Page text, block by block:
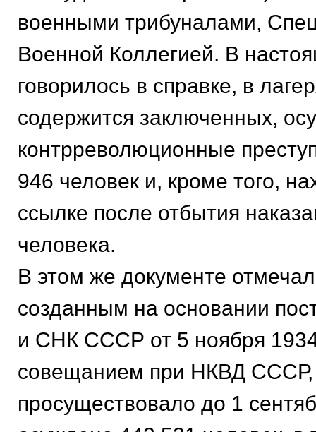
военными трибуналами,
Военной Коллегией. В
говорилось в справке, в
содержится заключенных,
контрреволюционные
946 человек и, кроме того,
ссылке после отбытия
человека.
В этом же документе
созданным на основании
и СНК СССР от 5 ноября
совещанием при НКВД СССР,
просуществовало до 1